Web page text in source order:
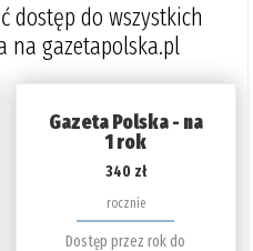
dostęp do wszystkich
na gazetapolska.pl
Gazeta Polska - na
1 rok
340 zł
rocznie
Dostęp przez rok do